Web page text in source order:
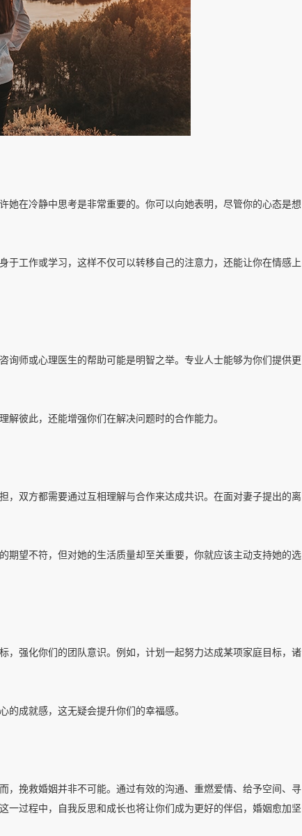
在冷静中思考是非常重要的。你可以向她表明，尽管你的心态是想
工作或学习，这样不仅可以转移自己的注意力，还能让你在情感上
师或心理医生的帮助可能是明智之举。专业人士能够为你们提供更
彼此，还能增强你们在解决问题时的合作能力。
，双方都需要通过互相理解与合作来达成共识。在面对妻子提出的离
期望不符，但对她的生活质量却至关重要，你就应该主动支持她的选
，强化你们的团队意识。例如，计划一起努力达成某项家庭目标，诸
成就感，这无疑会提升你们的幸福感。
，挽救婚姻并非不可能。通过有效的沟通、重燃爱情、给予空间、寻
一过程中，自我反思和成长也将让你们成为更好的伴侣，婚姻愈加坚